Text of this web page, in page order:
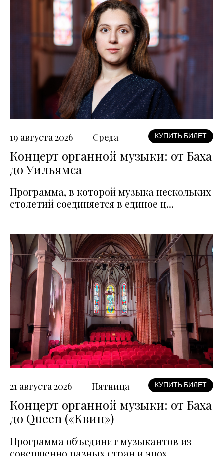
19 августа 2026 Среда КУПИТЬ БИЛЕТ
Концерт органной музыки: от Баха
до Уильямса
Программа, в которой музыка нескольких
столетий соединяется в единое ц...
21 августа 2026 Пятница КУПИТЬ БИЛЕТ
Концерт органной музыки: от Баха
до Queen («Квин»)
Программа объединит музыкантов из
совершенно разных стран и эпох